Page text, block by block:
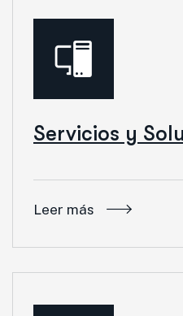
Servicios y
Leer más